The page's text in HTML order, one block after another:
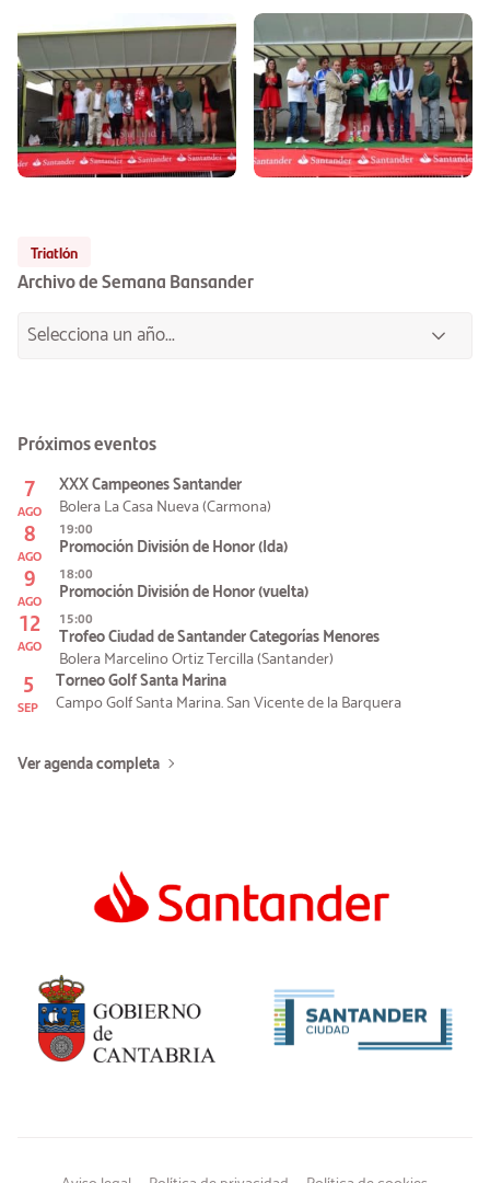
Triatlón
Archivo de Semana Bansander
Próximos eventos
7
AGO
XXX Campeones Santander
Bolera La Casa Nueva (Carmona)
8
AGO
19:00
Promoción División de Honor (Ida)
9
AGO
18:00
Promoción División de Honor (vuelta)
12
AGO
15:00
Trofeo Ciudad de Santander Categorías Menores
Bolera Marcelino Ortiz Tercilla (Santander)
5
SEP
Torneo Golf Santa Marina
Campo Golf Santa Marina. San Vicente de la Barquera
Ver agenda completa